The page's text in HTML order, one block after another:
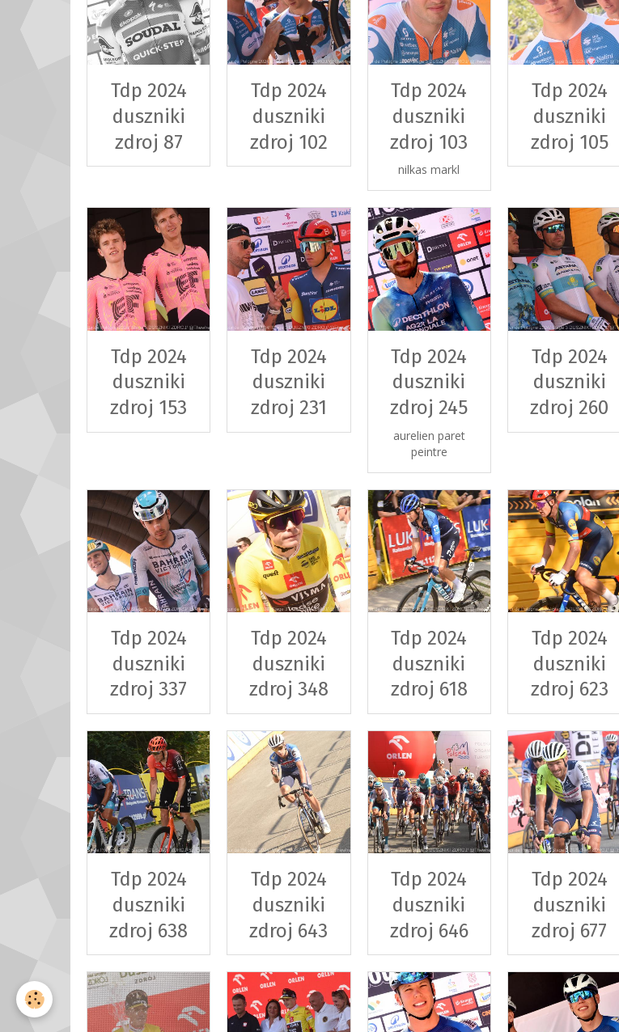
Tdp 2024
duszniki
zdroj 87
Tdp 2024
duszniki
zdroj 102
Tdp 2024
duszniki
zdroj 103
nilkas markl
Tdp 2024
duszniki
zdroj 105
Tdp 2024
duszniki
zdroj 153
Tdp 2024
duszniki
zdroj 231
Tdp 2024
duszniki
zdroj 245
aurelien paret
peintre
Tdp 2024
duszniki
zdroj 260
Tdp 2024
duszniki
zdroj 337
Tdp 2024
duszniki
zdroj 348
Tdp 2024
duszniki
zdroj 618
Tdp 2024
duszniki
zdroj 623
Tdp 2024
duszniki
zdroj 638
Tdp 2024
duszniki
zdroj 643
Tdp 2024
duszniki
zdroj 646
Tdp 2024
duszniki
zdroj 677